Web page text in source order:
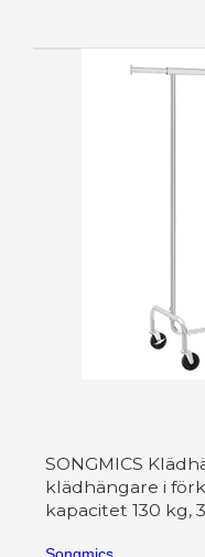
SONGMICS
klädhängare i
kapacitet 130 kg,